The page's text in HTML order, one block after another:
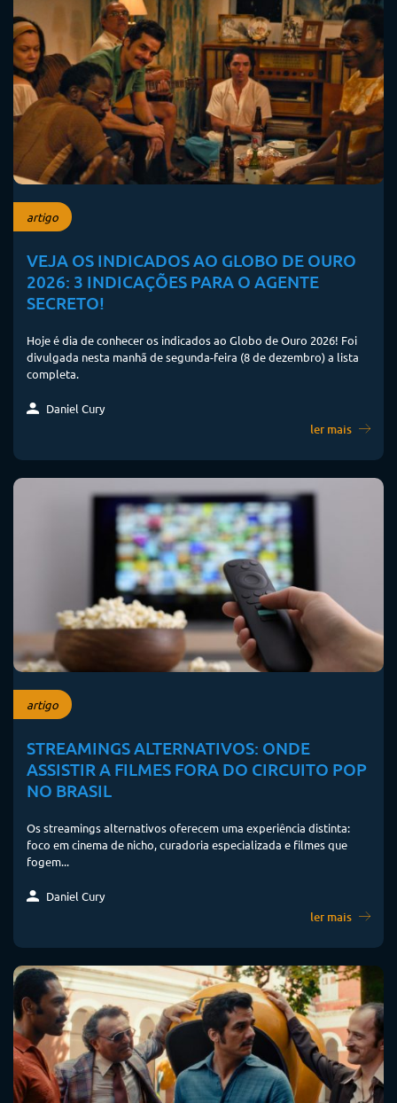
artigo
VEJA OS INDICADOS AO GLOBO DE OURO
2026: 3 INDICAÇÕES PARA O AGENTE
SECRETO!
Hoje é dia de conhecer os indicados ao Globo de Ouro 2026! Foi
divulgada nesta manhã de segunda-feira (8 de dezembro) a lista
completa.
Daniel Cury
ler mais
artigo
STREAMINGS ALTERNATIVOS: ONDE
ASSISTIR A FILMES FORA DO CIRCUITO POP
NO BRASIL
Os streamings alternativos oferecem uma experiência distinta:
foco em cinema de nicho, curadoria especializada e filmes que
fogem...
Daniel Cury
ler mais